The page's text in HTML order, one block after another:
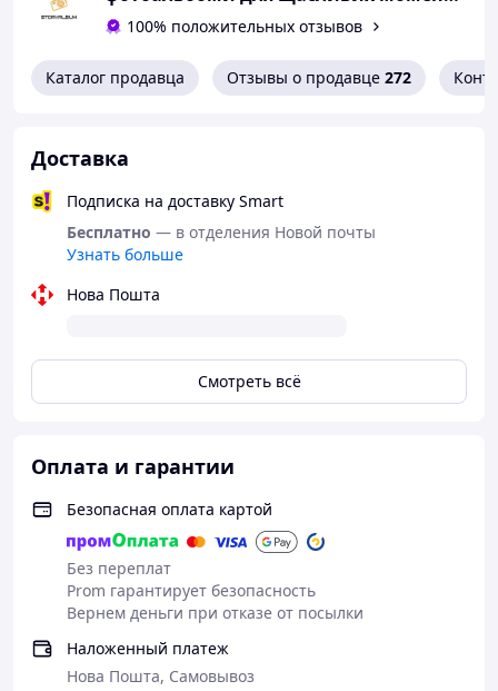
100% положительных отзывов
Каталог продавца Отзывы о продавце 272
Доставка
Подписка на доставку Smart
Бесплатно — в отделения Новой почты
Узнать больше
Нова Пошта
Смотреть всё
Оплата и гарантии
Безопасная оплата картой
Без переплат
Prom гарантирует безопасность
Вернем деньги при отказе от посылки
Наложенный платеж
Нова Пошта, Самовывоз